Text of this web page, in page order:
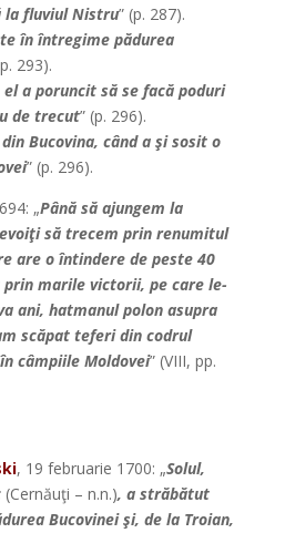
la fluviul Nistru” (p. 287).
în întregime pădurea
293).
a poruncit să se facă poduri
de trecut” (p. 296).
Bucovina, când a şi sosit o
” (p. 296).
„Până să ajungem la
să trecem prin renumitul
are o întindere de peste 40
marile victorii, pe care le-
ani, hatmanul polon asupra
scăpat teferi din codrul
câmpiile Moldovei” (VIII, pp.
, 19 februarie 1700: „Solul,
(Cernăuţi – n.n.), a străbătut
Bucovinei şi, de la Troian,